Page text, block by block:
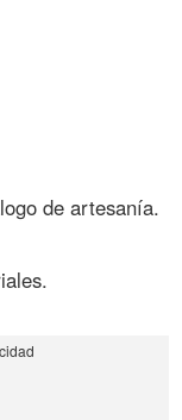
de artesanía.